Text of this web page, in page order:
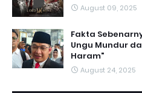
August 09, 2025
Fakta
Ungu Mundur
Haram"
August 24, 2025